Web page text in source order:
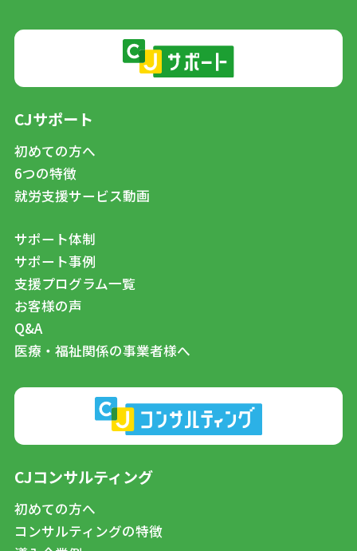
CJサポート
初めての方へ
6つの特徴
就労支援サービス動画
サポート体制
サポート事例
支援プログラム一覧
お客様の声
Q&A
医療・福祉関係の事業者様へ
CJコンサルティング
初めての方へ
コンサルティングの特徴